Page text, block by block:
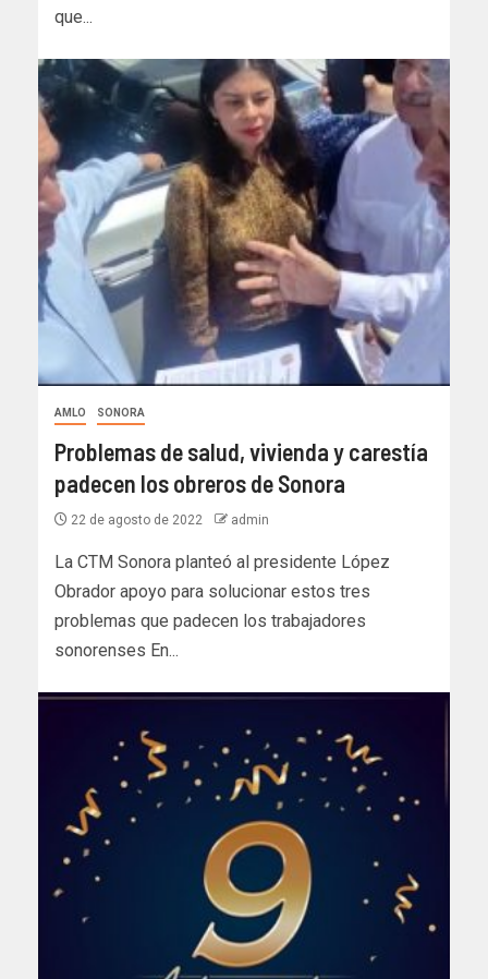
que...
AMLO SONORA
Problemas de salud, vivienda y carestía
padecen los obreros de Sonora
22 de agosto de 2022 admin
La CTM Sonora planteó al presidente López
Obrador apoyo para solucionar estos tres
problemas que padecen los trabajadores
sonorenses En...